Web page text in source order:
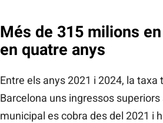
Més de 315 milions
en quatre anys
Entre els anys 2021 i 2024, la
Barcelona uns ingressos superiors
municipal es cobra des del 2021 i